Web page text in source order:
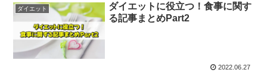
ダイエット
ダイエットに役立つ！食事に関す
る記事まとめPart2
2022.06.27